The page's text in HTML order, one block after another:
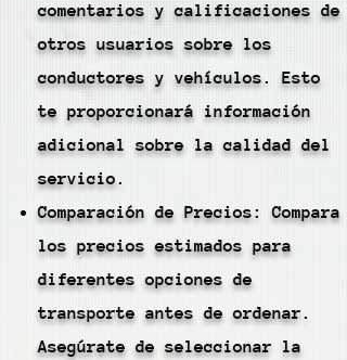
comentarios y calificaciones de
otros usuarios sobre los
conductores y vehículos. Esto
te proporcionará información
adicional sobre la calidad del
servicio.
Comparación de Precios: Compara
los precios estimados para
diferentes opciones de
transporte antes de ordenar.
Asegúrate de seleccionar la